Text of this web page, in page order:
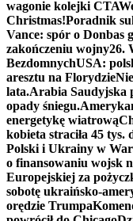
wagonie kolejki CTA
Christmas!Poradnik
Vance: spór o Donbas
zakończeniu wojny26.
BezdomnychUSA:
aresztu na Florydzie
lata.Arabia Saudyjska
opady śniegu.
energetykę wiatrową
kobieta straciła 45 tys.
Polski i Ukrainy w
o finansowaniu wojsk
Europejskiej za
sobotę ukraińsko-
orędzie Trumpa